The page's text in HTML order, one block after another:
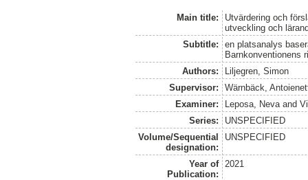
Main title:
Utvärdering och
utveckling och
Subtitle:
en platsanalys
Barnkonventionens
Authors:
Liljegren, Simon
Supervisor:
Wärnbäck,
Examiner:
Leposa, Neva and
Series:
UNSPECIFIED
Volume/Sequential
designation:
UNSPECIFIED
Year of
Publication:
2021